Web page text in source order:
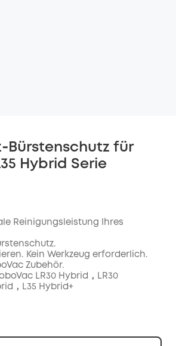
für
Hybrid Serie
Reinigungsleistung Ihres
Kein Werkzeug erforderlich.
Zubehör.
LR30 Hybrid，LR30
，L35 Hybrid+